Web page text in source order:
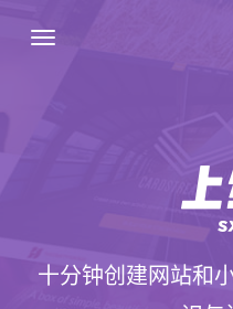
十分钟创建网站和